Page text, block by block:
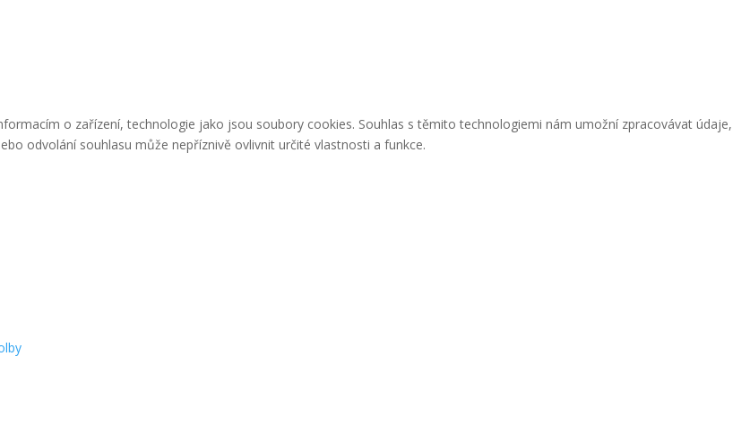
o zařízení, technologie jako jsou soubory cookies. Souhlas s těmito technologiemi nám umožní zpracovávat údaje,
odvolání souhlasu může nepříznivě ovlivnit určité vlastnosti a funkce.